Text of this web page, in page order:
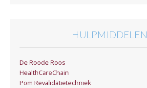
HULPMIDDELEN
De Roode Roos
HealthCareChain
Pom Revalidatietechniek